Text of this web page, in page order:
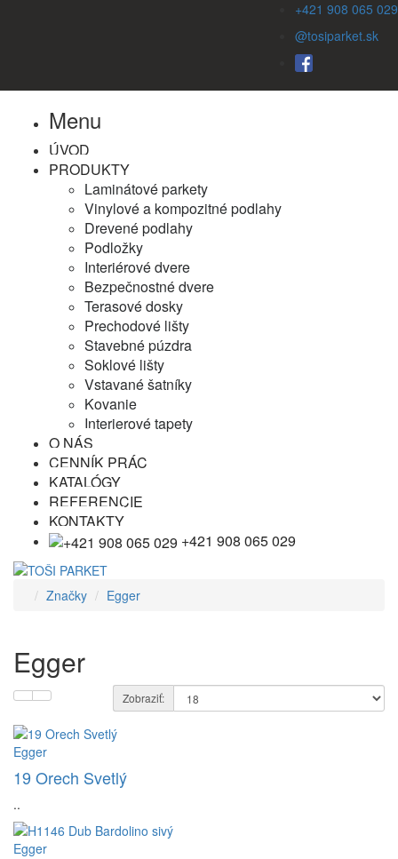
+421 908 065 029
@tosiparket.sk
Menu
ÚVOD
PRODUKTY
Laminátové parkety
Vinylové a kompozitné podlahy
Drevené podlahy
Podložky
Interiérové dvere
Bezpečnostné dvere
Terasové dosky
Prechodové lišty
Stavebné púzdra
Soklové lišty
Vstavané šatníky
Kovanie
Interierové tapety
O NÁS
CENNÍK PRÁC
KATALÓGY
REFERENCIE
KONTAKTY
+421 908 065 029
Značky Egger
Egger
Zobraziť:
Egger
19 Orech Svetlý
..
Egger